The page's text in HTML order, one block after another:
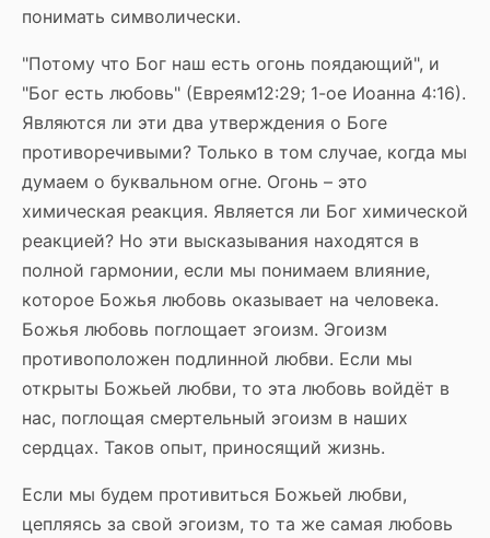
понимать символически.
"Потому что Бог наш есть огонь поядающий", и
"Бог есть любовь" (Евреям12:29; 1-ое Иоанна 4:16).
Являются ли эти два утверждения о Боге
противоречивыми? Только в том случае, когда мы
думаем о буквальном огне. Огонь – это
химическая реакция. Является ли Бог химической
реакцией? Но эти высказывания находятся в
полной гармонии, если мы понимаем влияние,
которое Божья любовь оказывает на человека.
Божья любовь поглощает эгоизм. Эгоизм
противоположен подлинной любви. Если мы
открыты Божьей любви, то эта любовь войдёт в
нас, поглощая смертельный эгоизм в наших
сердцах. Таков опыт, приносящий жизнь.
Если мы будем противиться Божьей любви,
цепляясь за свой эгоизм, то та же самая любовь